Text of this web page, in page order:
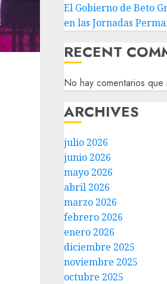
El Gobierno de Beto
en las Jornadas
RECENT
No hay comentarios que
ARCHIVES
julio 2026
junio 2026
mayo 2026
abril 2026
marzo 2026
febrero 2026
enero 2026
diciembre 2025
noviembre 2025
octubre 2025